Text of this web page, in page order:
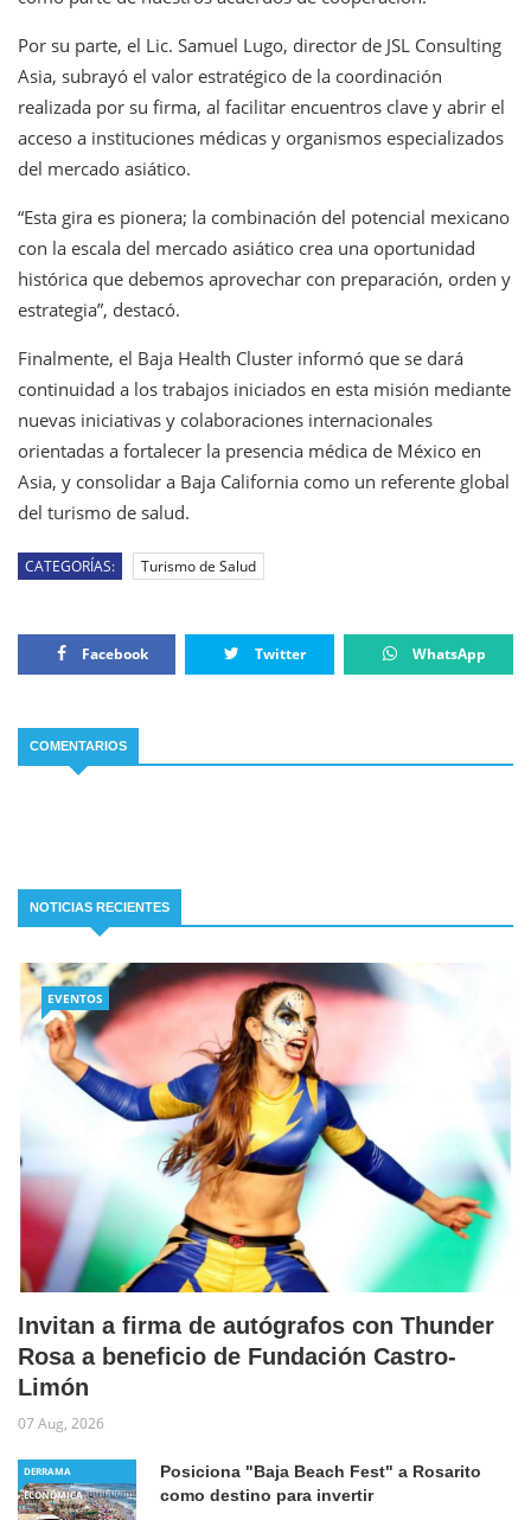
Por su parte, el Lic. Samuel Lugo, director de JSL Consulting
Asia, subrayó el valor estratégico de la coordinación
realizada por su firma, al facilitar encuentros clave y abrir el
acceso a instituciones médicas y organismos especializados
del mercado asiático.
“Esta gira es pionera; la combinación del potencial mexicano
con la escala del mercado asiático crea una oportunidad
histórica que debemos aprovechar con preparación, orden y
estrategia”, destacó.
Finalmente, el Baja Health Cluster informó que se dará
continuidad a los trabajos iniciados en esta misión mediante
nuevas iniciativas y colaboraciones internacionales
orientadas a fortalecer la presencia médica de México en
Asia, y consolidar a Baja California como un referente global
del turismo de salud.
CATEGORÍAS: Turismo de Salud
Facebook Twitter WhatsApp
COMENTARIOS
NOTICIAS RECIENTES
EVENTOS
Invitan a firma de autógrafos con Thunder
Rosa a beneficio de Fundación Castro-
Limón
07 Aug, 2026
DERRAMA
ECONÓMICA
Posiciona "Baja Beach Fest" a Rosarito
como destino para invertir